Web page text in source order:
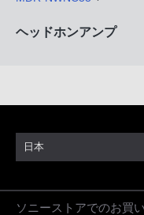
ヘッドホンアンプ
日本
ソニーストアでのお買